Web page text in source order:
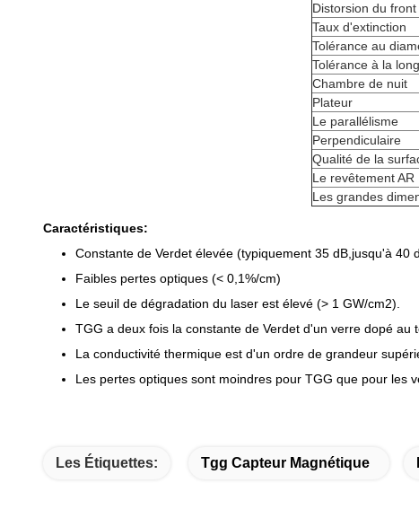
Distorsion du
Taux d'extinction
Tolérance au
Tolérance à la
Chambre de nuit
Plateur
Le parallélisme
Perpendiculaire
Qualité de la
Le revêtement AR
Les grandes
Caractéristiques:
Constante de Verdet élevée (typiquement 35 dB,jusqu'à 40
Faibles pertes optiques (< 0,1%/cm)
Le seuil de dégradation du laser est élevé (> 1 GW/cm2).
TGG a deux fois la constante de Verdet d'un verre dopé au
La conductivité thermique est d'un ordre de grandeur
Les pertes optiques sont moindres pour TGG que pour les
Les Étiquettes: Tgg Capteur Magnétique